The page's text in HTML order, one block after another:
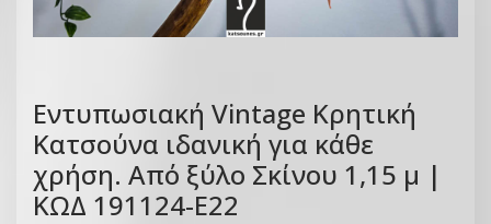
Εντυπωσιακή Vintage Κρητική
Κατσούνα ιδανική για κάθε
χρήση. Από ξύλο Σκίνου 1,15 μ |
ΚΩΔ 191124-Ε22